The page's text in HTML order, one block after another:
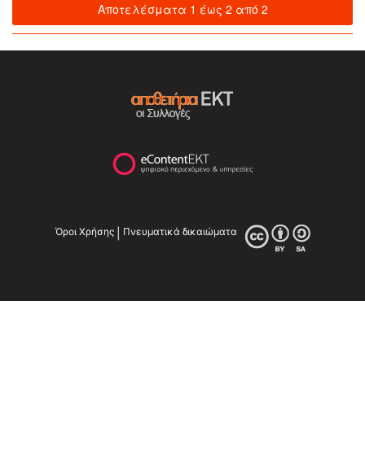
Αποτελέσματα 1 έως 2 από 2